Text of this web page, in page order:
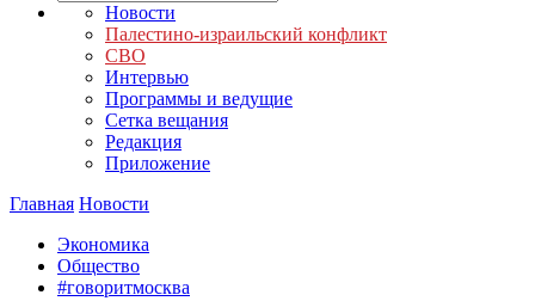
Новости
Палестино-израильский конфликт
СВО
Интервью
Программы и ведущие
Сетка вещания
Редакция
Приложение
Главная Новости
Экономика
Общество
#говоритмосква